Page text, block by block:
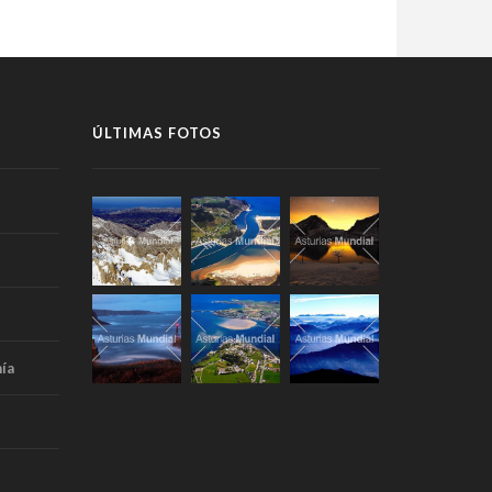
ÚLTIMAS FOTOS